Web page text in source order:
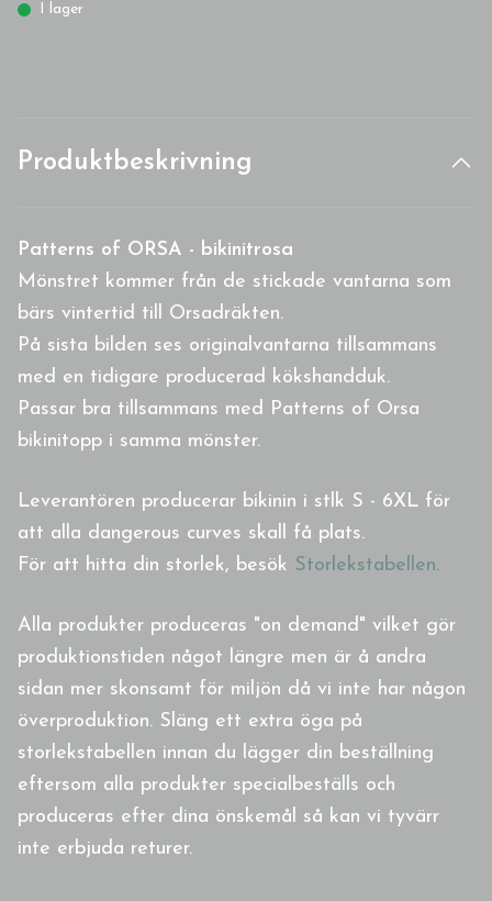
I lager
Produktbeskrivning
Patterns of ORSA - bikinitrosa
Mönstret kommer från de stickade vantarna som
bärs vintertid till Orsadräkten.
På sista bilden ses originalvantarna tillsammans
med en tidigare producerad kökshandduk.
Passar bra tillsammans med Patterns of Orsa
bikinitopp i samma mönster.
Leverantören producerar bikinin i stlk S - 6XL för
att alla dangerous curves skall få plats.
För att hitta din storlek, besök Storlekstabellen.
Alla produkter produceras "on demand" vilket gör
produktionstiden något längre men är å andra
sidan mer skonsamt för miljön då vi inte har någon
överproduktion. Släng ett extra öga på
storlekstabellen innan du lägger din beställning
eftersom alla produkter specialbeställs och
produceras efter dina önskemål så kan vi tyvärr
inte erbjuda returer.